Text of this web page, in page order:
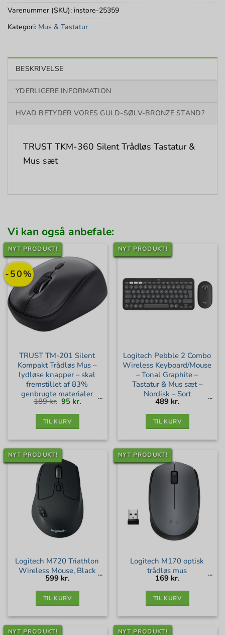
Varenummer (SKU): instore-25359
Kategori: Mus & Tastatur
BESKRIVELSE
YDERLIGERE INFORMATION
HVAD BETYDER VORES GULD-SØLV-BRONZE STAND?
TRUST TKM-360 Silent Trådløs Tastatur &
Mus sæt
Vi kan også anbefale:
-50%
NYT PRODUKT!
TRUST TM-201 Silent
Kompakt Trådløs Mus –
lydløse knapper – skal
fremstillet af 83%
genbrugte materialer
189kr. Den
oprindelige
pris
95 kr.
TIL KURV
NYT PRODUKT!
Logitech Pebble 2 Combo
Wireless Keyboard/Mouse
– Tonal Graphite –
Tastatur & Mus sæt –
Nordisk – Sort
489 kr.
TIL KURV
NYT PRODUKT!
Logitech M720 Triathlon
Wireless Mouse, Black
599 kr.
TIL KURV
NYT PRODUKT!
Logitech M170 optisk
trådløs mus
169 kr.
TIL KURV
NYT PRODUKT! NYT PRODUKT!